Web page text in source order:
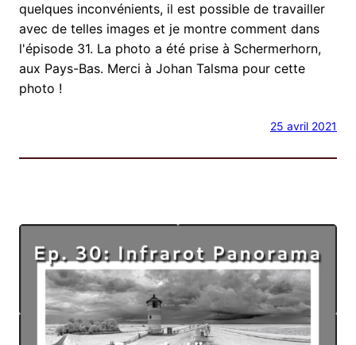
quelques inconvénients, il est possible de travailler
avec de telles images et je montre comment dans
l'épisode 31. La photo a été prise à Schermerhorn,
aux Pays-Bas. Merci à Johan Talsma pour cette
photo !
25 avril 2021